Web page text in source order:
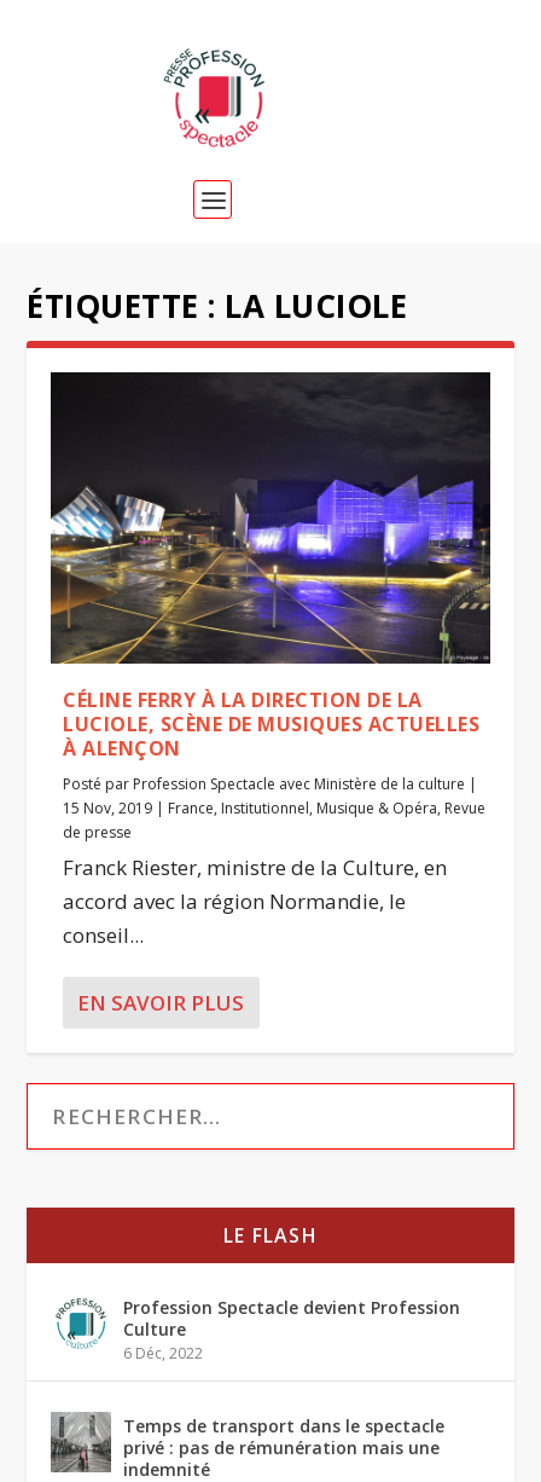
ÉTIQUETTE : LA LUCIOLE
CÉLINE FERRY À LA DIRECTION DE LA
LUCIOLE, SCÈNE DE MUSIQUES ACTUELLES
À ALENÇON
Posté par Profession Spectacle avec Ministère de la culture |
15 Nov, 2019 | France, Institutionnel, Musique & Opéra, Revue
de presse
Franck Riester, ministre de la Culture, en
accord avec la région Normandie, le
conseil...
EN SAVOIR PLUS
LE FLASH
Profession Spectacle devient Profession
Culture
6 Déc, 2022
Temps de transport dans le spectacle
privé : pas de rémunération mais une
indemnité